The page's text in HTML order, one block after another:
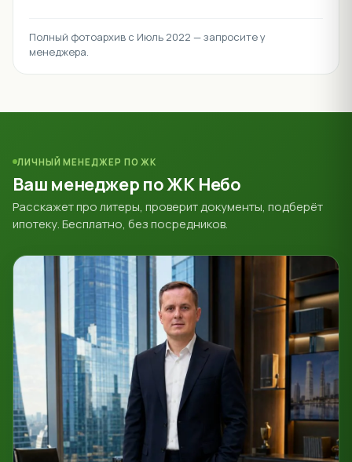
Полный фотоархив с Июль 2022 — запросите у
менеджера.
ЛИЧНЫЙ МЕНЕДЖЕР ПО ЖК
Ваш менеджер по ЖК Небо
Расскажет про литеры, проверит документы, подберёт
ипотеку. Бесплатно, без посредников.